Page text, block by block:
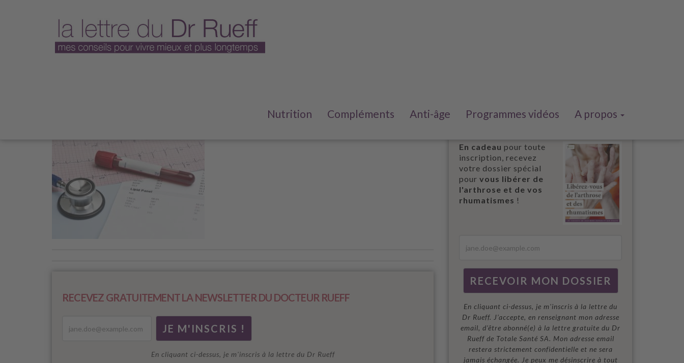
Nutrition Compléments Anti-âge Programmes vidéos A propos
RECEVEZ GRATUITEMENT LA NEWSLETTER DU DOCTEUR RUEFF
En cliquant ci-dessus, je m'inscris à la lettre du Dr Rueff
En cadeau pour toute
inscription, recevez
votre dossier spécial
pour vous libérer de
l'arthrose et de vos
rhumatismes !
En cliquant ci-dessus, je m'inscris à la lettre du
Dr Rueff. J’accepte, en renseignant mon adresse
email, d’être abonné(e) à la lettre gratuite du Dr
Rueff de Totale Santé SA. Mon adresse email
restera strictement confidentielle et ne sera
jamais échangée. Je peux me désinscrire à tout